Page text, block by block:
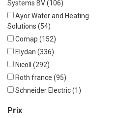
Systems BV(106)
Ayor Water and Heating
Solutions (54)
Comap (152)
Elydan (336)
Nicoll (292)
Roth france (95)
Schneider Electric(1)
Druise
Prix